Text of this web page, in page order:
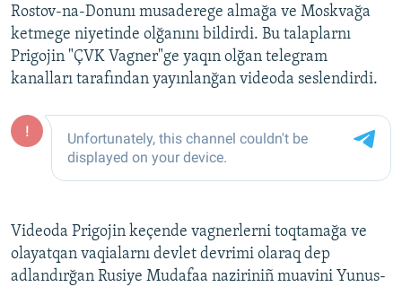
Rostov-na-Donunı musaderege almağa ve Moskvağa
ketmege niyetinde olğanını bildirdi. Bu talaplarnı
Prigojin "ÇVK Vagner"ge yaqın olğan telegram
kanalları tarafından yayınlanğan videoda seslendirdi.
Videoda Prigojin keçende vagnerlerni toqtamağa ve
olayatqan vaqialarnı devlet devrimi olaraq dep
adlandırğan Rusiye Mudafaa naziriniñ muavini Yunus-